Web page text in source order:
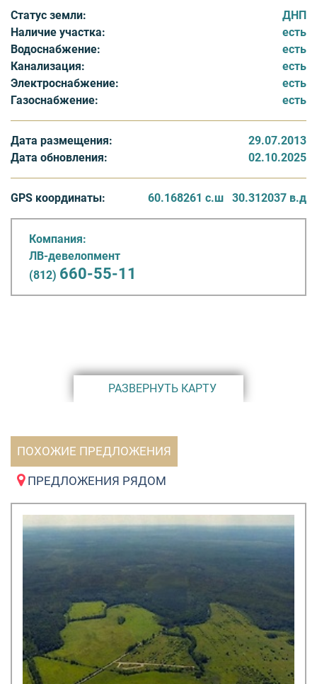
Статус земли:
ДНП
Наличие участка:
есть
Водоснабжение:
есть
Канализация:
есть
Электроснабжение:
есть
Газоснабжение:
есть
Дата размещения:
29.07.2013
Дата обновления:
02.10.2025
GPS координаты: 60.168261 с.ш 30.312037 в.д
Компания:
ЛВ-девелопмент
(812) 660-55-11
РАЗВЕРНУТЬ КАРТУ
ПОХОЖИЕ ПРЕДЛОЖЕНИЯ
ПРЕДЛОЖЕНИЯ РЯДОМ